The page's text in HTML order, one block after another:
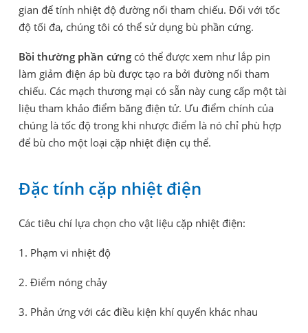
gian để tính nhiệt độ đường nối tham chiếu. Đối với tốc
độ tối đa, chúng tôi có thể sử dụng bù phần cứng.
Bồi thường phần cứng có thể được xem như lắp pin
làm giảm điện áp bù được tạo ra bởi đường nối tham
chiếu. Các mạch thương mại có sẵn này cung cấp một tài
liệu tham khảo điểm băng điện tử. Ưu điểm chính của
chúng là tốc độ trong khi nhược điểm là nó chỉ phù hợp
để bù cho một loại cặp nhiệt điện cụ thể.
Đặc tính cặp nhiệt điện
Các tiêu chí lựa chọn cho vật liệu cặp nhiệt điện:
1. Phạm vi nhiệt độ
2. Điểm nóng chảy
3. Phản ứng với các điều kiện khí quyển khác nhau